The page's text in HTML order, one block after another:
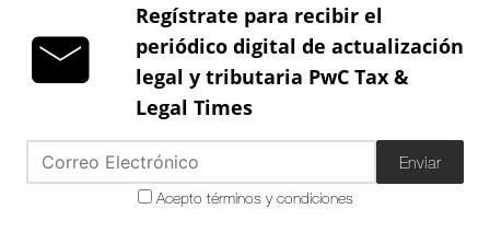
Regístrate para recibir el
periódico digital de actualización
legal y tributaria PwC Tax &
Legal Times
Enviar
Acepto términos y condiciones